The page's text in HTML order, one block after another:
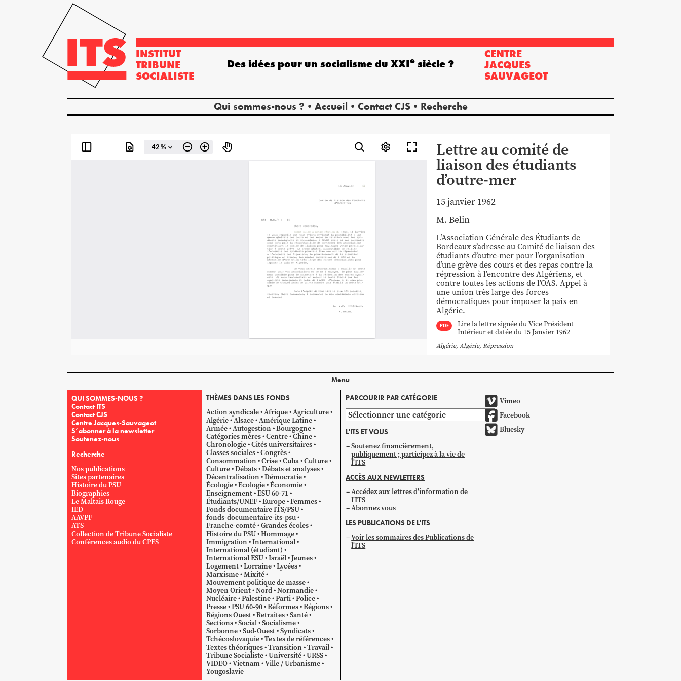
INSTITUT
TRIBUNE
SOCIALISTE
CENTRE
JACQUES
SAUVAGEOT
Qui sommes-nous ? Accueil Contact CJS Recherche
Des idées pour un socialisme du XXIe siècle ?
Lettre au comité de
liaison des étudiants
d’outre-mer
15 janvier 1962
M. Belin
L’Association Générale des Étudiants de
Bordeaux s’adresse au Comité de liaison des
étudiants d’outre-mer pour l’organisation
d’une grève des cours et des repas contre la
répression à l’encontre des Algériens, et
contre toutes les actions de l’OAS. Appel à
une union très large des forces
démocratiques pour imposer la paix en
Algérie.
PDF
Lire la lettre signée du Vice Président
Intérieur et datée du 15 Janvier 1962
Algérie, Algérie, Répression
Menu
QUI SOMMES-NOUS ?
Contact ITS
Contact CJS
Centre Jacques-Sauvageot
S’abonner à la newsletter
Soutenez-nous
Recherche
Nos publications
Sites partenaires
Histoire du PSU
Biographies
Le Maltais Rouge
IED
AAVPF
ATS
Collection de Tribune Socialiste
Conférences audio du CPFS
THÈMES DANS LES FONDS
Action syndicale Afrique Agriculture
Algérie Alsace Amérique Latine
Armée Autogestion Bourgogne
Catégories mères Centre Chine
Chronologie Cités universitaires
Classes sociales Congrès
Consommation Crise Cuba Culture
Culture Débats Débats et analyses
Décentralisation Démocratie
Écologie Ecologie Économie
Enseignement ESU 60-71
Étudiants/UNEF Europe Femmes
Fonds documentaire ITS/PSU
fonds-documentaire-its-psu
Franche-comté Grandes écoles
Histoire du PSU Hommage
Immigration International
International (étudiant)
International ESU Israël Jeunes
Logement Lorraine Lycées
Marxisme Mixité
Mouvement politique de masse
Moyen Orient Nord Normandie
Nucléaire Palestine Parti Police
Presse PSU 60-90 Réformes Régions
Régions Ouest Retraites Santé
Sections Social Socialisme
Sorbonne Sud-Ouest Syndicats
Tchécoslovaquie Textes de références
Textes théoriques Transition Travail
Tribune Socialiste Université URSS
VIDEO Vietnam Ville / Urbanisme
Yougoslavie
PARCOURIR PAR CATÉGORIE
Parcourir
par
catégorie
L'ITS ET VOUS
Soutenez financièrement,
publiquement ; participez à la vie de
l'ITS
ACCÈS AUX NEWLETTERS
Accédez aux lettres d'information de
l'ITS
Abonnez vous
LES PUBLICATIONS DE L'ITS
Voir les sommaires des Publications de
l'ITS
Vimeo
Facebook
Bluesky